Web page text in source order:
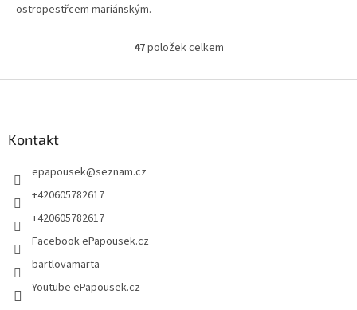
ostropestřcem mariánským.
O
l
47položek celkem
Kontakt
epapousek@seznam.cz
+420605782617
+420605782617
Facebook ePapousek.cz
bartlovamarta
Youtube ePapousek.cz